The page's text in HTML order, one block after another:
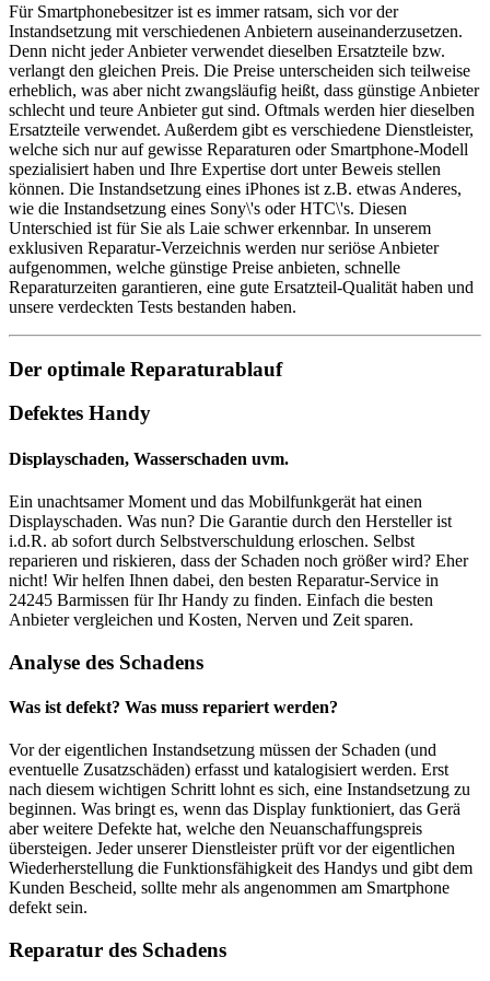
Für Smartphonebesitzer ist es immer ratsam, sich vor der
Instandsetzung mit verschiedenen Anbietern auseinanderzusetzen.
Denn nicht jeder Anbieter verwendet dieselben Ersatzteile bzw.
verlangt den gleichen Preis. Die Preise unterscheiden sich teilweise
erheblich, was aber nicht zwangsläufig heißt, dass günstige Anbieter
schlecht und teure Anbieter gut sind. Oftmals werden hier dieselben
Ersatzteile verwendet. Außerdem gibt es verschiedene Dienstleister,
welche sich nur auf gewisse Reparaturen oder Smartphone-Modell
spezialisiert haben und Ihre Expertise dort unter Beweis stellen
können. Die Instandsetzung eines iPhones ist z.B. etwas Anderes,
wie die Instandsetzung eines Sony\'s oder HTC\'s. Diesen
Unterschied ist für Sie als Laie schwer erkennbar. In unserem
exklusiven Reparatur-Verzeichnis werden nur seriöse Anbieter
aufgenommen, welche günstige Preise anbieten, schnelle
Reparaturzeiten garantieren, eine gute Ersatzteil-Qualität haben und
unsere verdeckten Tests bestanden haben.
Der optimale Reparaturablauf
Defektes Handy
Displayschaden, Wasserschaden uvm.
Ein unachtsamer Moment und das Mobilfunkgerät hat einen
Displayschaden. Was nun? Die Garantie durch den Hersteller ist
i.d.R. ab sofort durch Selbstverschuldung erloschen. Selbst
reparieren und riskieren, dass der Schaden noch größer wird? Eher
nicht! Wir helfen Ihnen dabei, den besten Reparatur-Service in
24245 Barmissen für Ihr Handy zu finden. Einfach die besten
Anbieter vergleichen und Kosten, Nerven und Zeit sparen.
Analyse des Schadens
Was ist defekt? Was muss repariert werden?
Vor der eigentlichen Instandsetzung müssen der Schaden (und
eventuelle Zusatzschäden) erfasst und katalogisiert werden. Erst
nach diesem wichtigen Schritt lohnt es sich, eine Instandsetzung zu
beginnen. Was bringt es, wenn das Display funktioniert, das Gerä
aber weitere Defekte hat, welche den Neuanschaffungspreis
übersteigen. Jeder unserer Dienstleister prüft vor der eigentlichen
Wiederherstellung die Funktionsfähigkeit des Handys und gibt dem
Kunden Bescheid, sollte mehr als angenommen am Smartphone
defekt sein.
Reparatur des Schadens